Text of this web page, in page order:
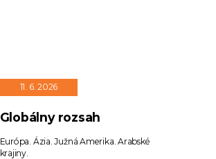
11. 6. 2026
Globálny rozsah
Európa. Ázia. Južná Amerika. Arabské
krajiny.